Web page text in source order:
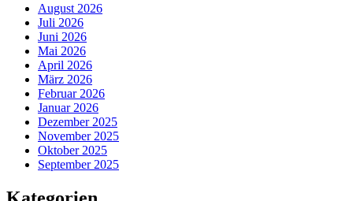
August 2026
Juli 2026
Juni 2026
Mai 2026
April 2026
März 2026
Februar 2026
Januar 2026
Dezember 2025
November 2025
Oktober 2025
September 2025